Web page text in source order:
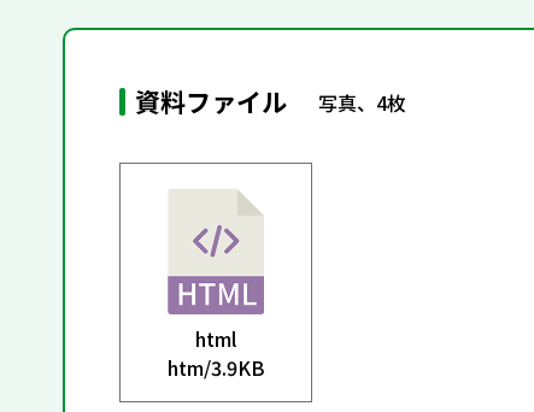
資料ファイル 写真、4枚
html
htm/3.9KB